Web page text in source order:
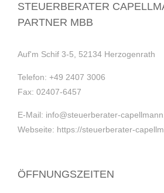
STEUERBERATER
PARTNER MBB
Auf'm Schif 3-5, 52134 Herzogenrath
Telefon: +49 2407 3006
Fax: 02407-6457
E-Mail: info@steuerberater-
Webseite: https://steuerberater-
ÖFFNUNGSZEITEN